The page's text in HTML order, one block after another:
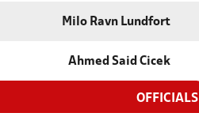
Milo Ravn Lundfort
Ahmed Said Cicek
OFFICIALS